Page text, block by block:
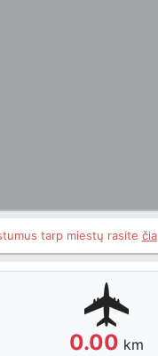
tarp miestų rasite čia
0.00 km